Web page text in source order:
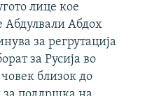
лице кое
Абдулвали Абдох
за регрутација
за Русија во
близок до